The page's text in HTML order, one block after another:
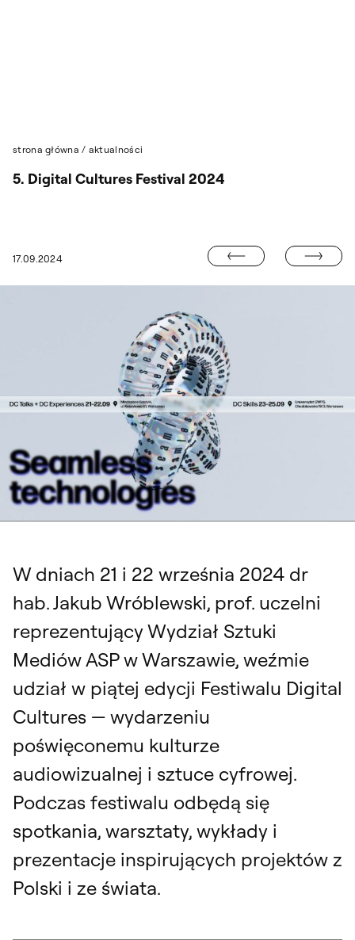
strona główna / aktualności
17.09.2024
5. Digital Cultures Festival 2024
ODSZEDŁ ANTONI FAŁAT
TERESA
Digital Cultures Festival 2024, 21-22 września 2024 roku
W dniach 21 i 22 września 2024 dr
hab. Jakub Wróblewski, prof. uczelni
reprezentujący Wydział Sztuki
Mediów ASP w Warszawie, weźmie
udział w piątej edycji Festiwalu Digital
Cultures — wydarzeniu
poświęconemu kulturze
audiowizualnej i sztuce cyfrowej.
Podczas festiwalu odbędą się
spotkania, warsztaty, wykłady i
prezentacje inspirujących projektów z
Polski i ze świata.